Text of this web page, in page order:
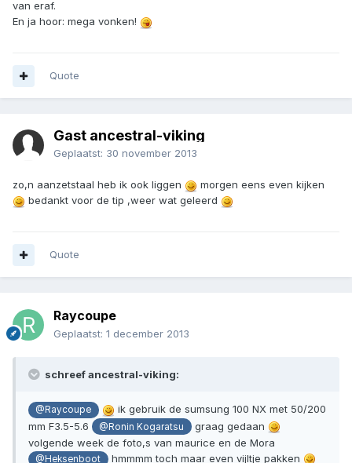
van eraf.
En ja hoor: mega vonken!
Quote
Gast ancestral-viking
Geplaatst: 30 november 2013
zo,n aanzetstaal heb ik ook liggen
morgen eens even kijken
bedankt voor de tip ,weer wat geleerd
Quote
Raycoupe
Geplaatst: 1 december 2013
schreef ancestral-viking:
@Raycoupe
ik gebruik de sumsung 100 NX met 50/200
mm F3.5-5.6
@Ronin Kogaratsu
graag gedaan
volgende week de foto,s van maurice en de Mora
@Heksenboot hmmmm toch maar even vijltje pakken